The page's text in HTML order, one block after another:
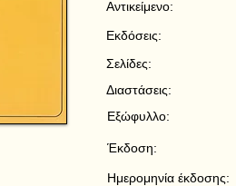
Αντικείμενο:
Εκδόσεις:
Σελίδες:
Διαστάσεις:
Εξώφυλλο:
Έκδοση:
Ημερομηνία έκδοσης: